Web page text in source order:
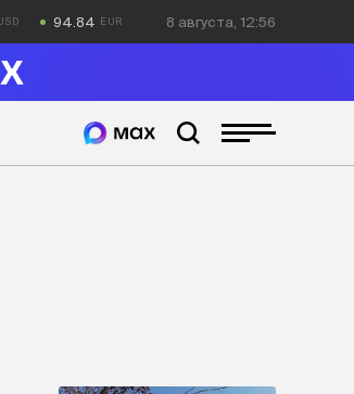
94.84 8 августа, 12:56